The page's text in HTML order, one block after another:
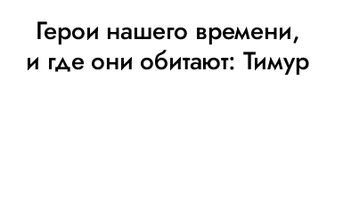
Герои нашего времени,
и где они обитают: Тимур